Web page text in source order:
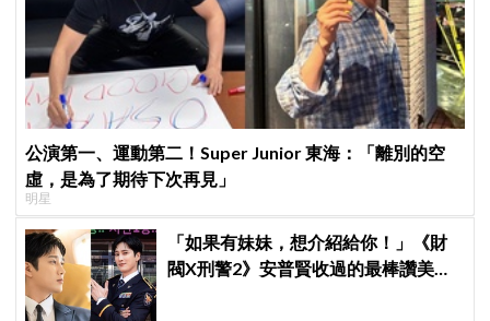
公演第一、運動第二！Super Junior 東海：「離別的空
虛，是為了期待下次再見」
明星
「如果有妹妹，想介紹給你！」《財
閥X刑警2》安普賢收過的最棒讚美，